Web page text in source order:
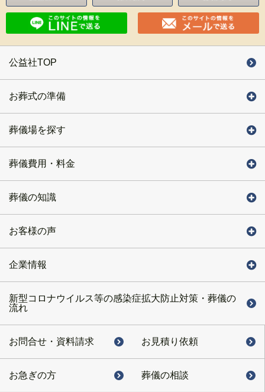
公益社TOP
お葬式の準備
葬儀場を探す
葬儀費用・料金
葬儀の知識
お客様の声
企業情報
新型コロナウイルス等の感染症拡大防止対策・葬儀の
流れ
お問合せ・ 資料請求 お見積り依頼
お急ぎの方 葬儀の相談